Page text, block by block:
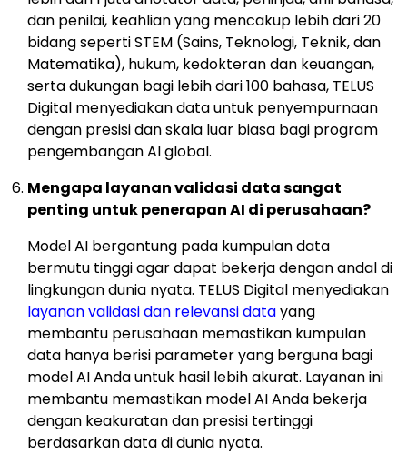
dan penilai, keahlian yang mencakup lebih dari 20
bidang seperti STEM (Sains, Teknologi, Teknik, dan
Matematika), hukum, kedokteran dan keuangan,
serta dukungan bagi lebih dari 100 bahasa, TELUS
Digital menyediakan data untuk penyempurnaan
dengan presisi dan skala luar biasa bagi program
pengembangan AI global.
Mengapa layanan validasi data sangat
penting untuk penerapan AI di perusahaan?
Model AI bergantung pada kumpulan data
bermutu tinggi agar dapat bekerja dengan andal di
lingkungan dunia nyata. TELUS Digital menyediakan
layanan validasi dan relevansi datayang
membantu perusahaan memastikan kumpulan
data hanya berisi parameter yang berguna bagi
model AI Anda untuk hasil lebih akurat. Layanan ini
membantu memastikan model AI Anda bekerja
dengan keakuratan dan presisi tertinggi
berdasarkan data di dunia nyata.